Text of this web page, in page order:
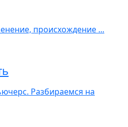
происхождение ...
Разбираемся на